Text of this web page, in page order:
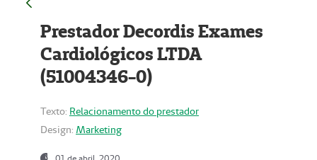
Prestador Decordis Exames
Cardiológicos LTDA
(51004346-0)
Texto: Relacionamento do prestador
Design: Marketing